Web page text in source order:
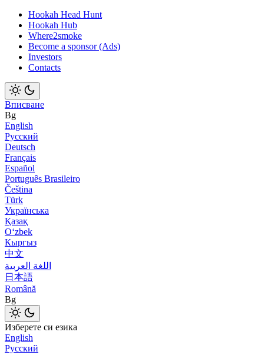
Hookah Head Hunt
Hookah Hub
Where2smoke
Become a sponsor (Ads)
Investors
Contacts
Вписване
Bg
English
Русский
Deutsch
Français
Español
Português Brasileiro
Čeština
Türk
Українська
Қазақ
Оʻzbek
Кыргыз
中文
اللغة العربية
日本語
Română
Bg
Изберете си езика
English
Русский